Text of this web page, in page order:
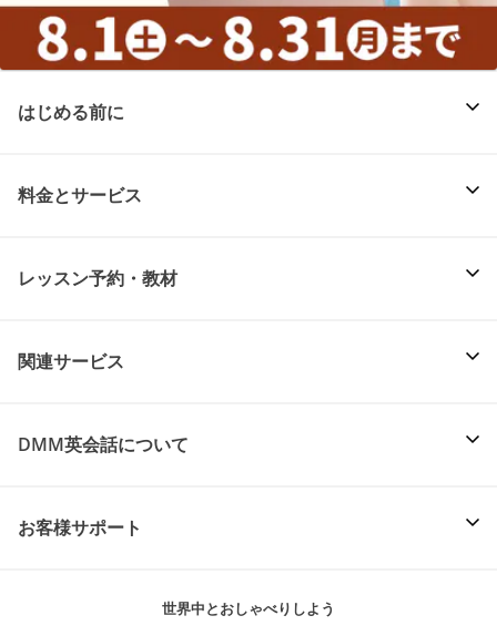
はじめる前に
料金とサービス
レッスン予約・教材
関連サービス
DMM英会話について
お客様サポート
世界中とおしゃべりしよう